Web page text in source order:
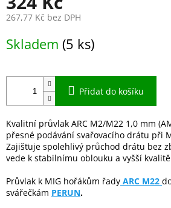
267,77 Kč bez DPH
cena:
Skladem (5 ks)
Přidat do košíku
Kvalitní průvlak ARC M2/M22 1,0 mm
přesné podávání svařovacího drátu při
Zajišťuje spolehlivý průchod drátu bez
vede k stabilnímu oblouku a vyšší
Průvlak k MIG hořákům řady ARC M22
svářečkám PERUN.